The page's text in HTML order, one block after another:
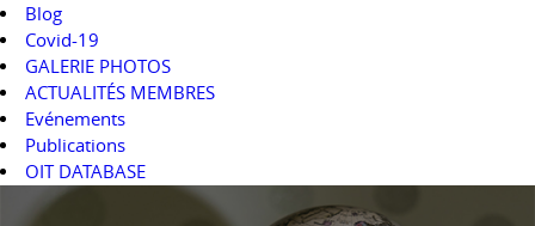
Blog
Covid-19
GALERIE PHOTOS
ACTUALITÉS MEMBRES
Evénements
Publications
OIT DATABASE